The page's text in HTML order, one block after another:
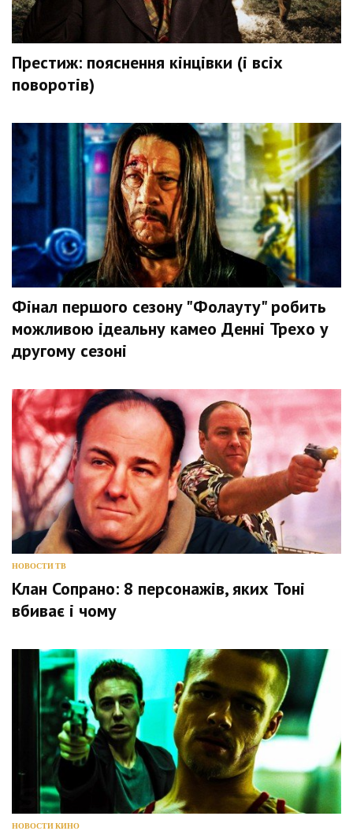
Престиж: пояснення кінцівки (і всіх
поворотів)
Фінал першого сезону "Фолауту" робить
можливою ідеальну камео Денні Трехо у
другому сезоні
НОВОСТИ ТВ
Клан Сопрано: 8 персонажів, яких Тоні
вбиває і чому
НОВОСТИ КИНО